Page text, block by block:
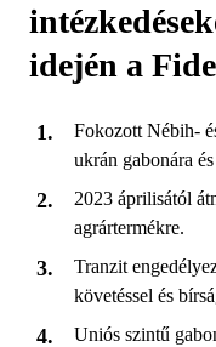
idején a
Fokozott Nébih-
ukrán gabonára
2023 áprilisától
agrártermékre.
Tranzit
követéssel és
Uniós szintű